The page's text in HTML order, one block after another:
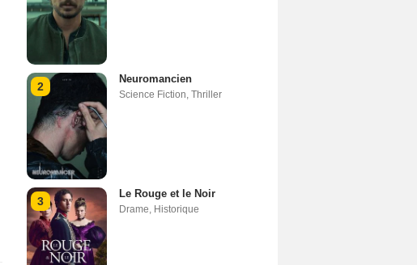
2
Neuromancien
Science Fiction Thriller
3
Le Rouge et le Noir
Drame Historique